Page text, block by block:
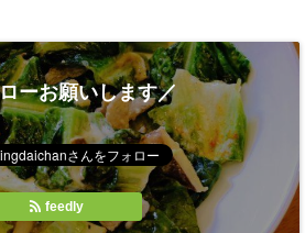
ーお願いします／
feedly